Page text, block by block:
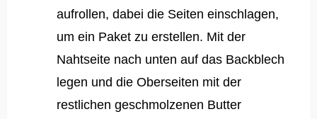
aufrollen, dabei die Seiten einschlagen,
um ein Paket zu erstellen. Mit der
Nahtseite nach unten auf das Backblech
legen und die Oberseiten mit der
restlichen geschmolzenen Butter